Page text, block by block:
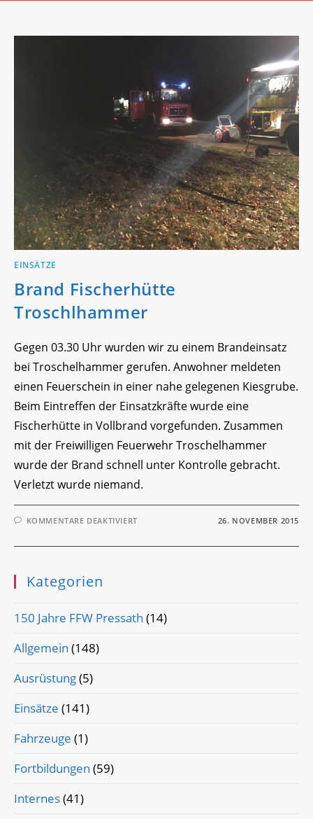
EINSÄTZE
Brand Fischerhütte
Troschlhammer
Gegen 03.30 Uhr wurden wir zu einem Brandeinsatz
bei Troschelhammer gerufen. Anwohner meldeten
einen Feuerschein in einer nahe gelegenen Kiesgrube.
Beim Eintreffen der Einsatzkräfte wurde eine
Fischerhütte in Vollbrand vorgefunden. Zusammen
mit der Freiwilligen Feuerwehr Troschelhammer
wurde der Brand schnell unter Kontrolle gebracht.
Verletzt wurde niemand.
KOMMENTARE DEAKTIVIERTFÜR
TROSCHLHAMMER
26. NOVEMBER 2015
Kategorien
150 Jahre FFW Pressath (14)
Allgemein (148)
Ausrüstung(5)
Einsätze (141)
Fahrzeuge (1)
Fortbildungen (59)
Internes(41)